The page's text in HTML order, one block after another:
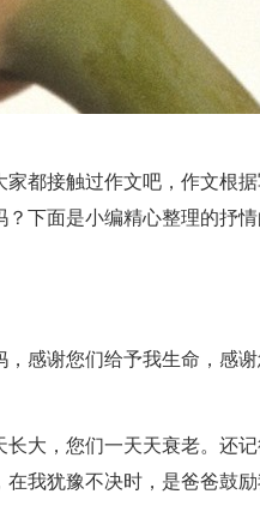
都接触过作文吧，作文根
下面是小编精心整理的抒
感谢您们给予我生命，感
长大，您们一天天衰老。还
我犹豫不决时，是爸爸鼓